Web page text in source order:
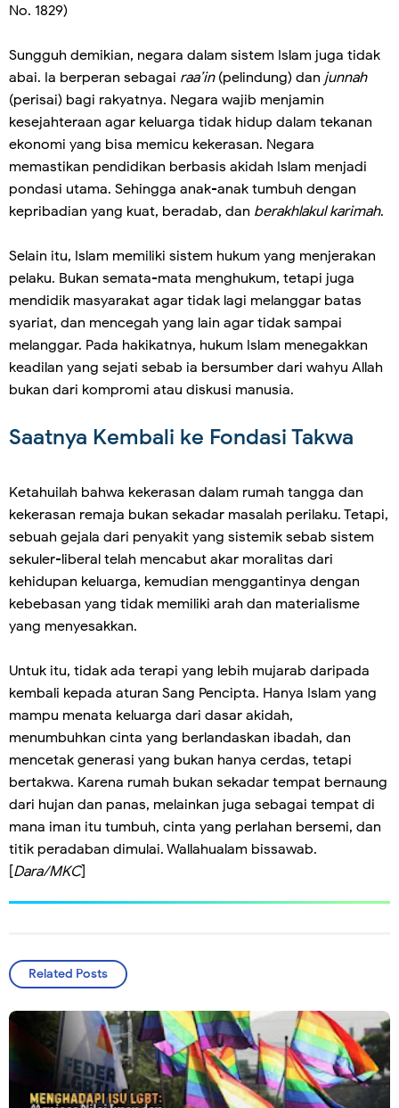
No. 1829)
Sungguh demikian, negara dalam sistem Islam juga tidak
abai. Ia berperan sebagai raa’in(pelindung) dan junnah
(perisai) bagi rakyatnya. Negara wajib menjamin
kesejahteraan agar keluarga tidak hidup dalam tekanan
ekonomi yang bisa memicu kekerasan. Negara
memastikan pendidikan berbasis akidah Islam menjadi
pondasi utama. Sehingga anak-anak tumbuh dengan
kepribadian yang kuat, beradab, dan berakhlakul karimah.
Selain itu, Islam memiliki sistem hukum yang menjerakan
pelaku. Bukan semata-mata menghukum, tetapi juga
mendidik masyarakat agar tidak lagi melanggar batas
syariat, dan mencegah yang lain agar tidak sampai
melanggar. Pada hakikatnya, hukum Islam menegakkan
keadilan yang sejati sebab ia bersumber dari wahyu Allah
bukan dari kompromi atau diskusi manusia.
Saatnya Kembali ke Fondasi Takwa
Ketahuilah bahwa kekerasan dalam rumah tangga dan
kekerasan remaja bukan sekadar masalah perilaku. Tetapi,
sebuah gejala dari penyakit yang sistemik sebab sistem
sekuler-liberal telah mencabut akar moralitas dari
kehidupan keluarga, kemudian menggantinya dengan
kebebasan yang tidak memiliki arah dan materialisme
yang menyesakkan.
Untuk itu, tidak ada terapi yang lebih mujarab daripada
kembali kepada aturan Sang Pencipta. Hanya Islam yang
mampu menata keluarga dari dasar akidah,
menumbuhkan cinta yang berlandaskan ibadah, dan
mencetak generasi yang bukan hanya cerdas, tetapi
bertakwa. Karena rumah bukan sekadar tempat bernaung
dari hujan dan panas, melainkan juga sebagai tempat di
mana iman itu tumbuh, cinta yang perlahan bersemi, dan
titik peradaban dimulai. Wallahualam bissawab.
[Dara/MKC]
Related Posts